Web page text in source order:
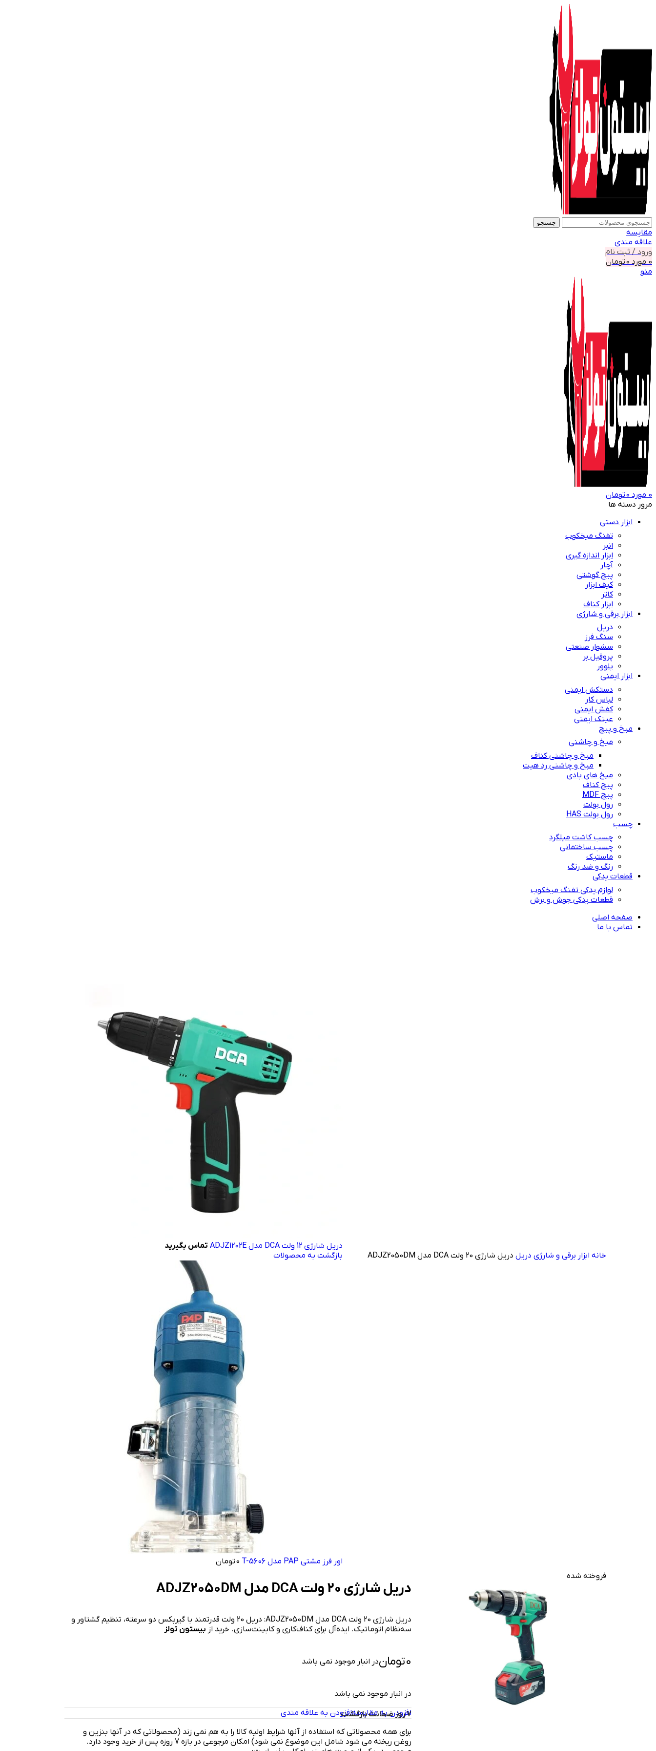
جستجو
مقايسه
علاقه مندی
ورود / ثبت نام
0 مورد 0تومان
منو
0 مورد 0تومان
مرور دسته ها
ابزار دستی
تفنگ میخکوب
انبر
ابزار اندازه گیری
آچار
پیچ گوشتی
کیف ابزار
کاتر
ابزار کناف
ابزار برقی و شارژی
دریل
سنگ فرز
سشوار صنعتی
پروفیل بر
بلوور
ابزار ایمنی
دستکش ایمنی
لباس کار
کفش ایمنی
عینک ایمنی
میخ و پیچ
میخ و چاشنی
میخ و چاشنی کناف
میخ و چاشنی رد هیت
میخ های بادی
پیچ کناف
پیچ MDF
رول بولت
رول بولت HAS
چسب
چسب کاشت میلگرد
چسب ساختمانی
ماستیک
رنگ و ضد رنگ
قطعات یدکی
لوازم یدکی تفنگ میخکوب
قطعات یدکی جوش و برش
صفحه اصلی
تماس با ما
خانه ابزار برقی و شارژی دریل دریل شارژی 20 ولت DCA مدل ADJZ2050DM
دریل شارژی 12 ولت DCA مدل ADJZ1202E
تماس بگیرید
بازگشت به محصولات
اور فرز مشتی PAP مدل T-5606 0تومان
فروخته شده
دریل شارژی 20 ولت DCA مدل ADJZ2050DM
دریل شارژی 20 ولت DCA مدل ADJZ2050DM: دریل 20 ولت قدرتمند با گیربکس دو سرعته، تنظیم گشتاور و
سه‌نظام اتوماتیک. ایده‌آل برای کناف‌کاری و کابینت‌سازی. خرید از بیستون تولز
0توماندر انبار موجود نمی باشد
در انبار موجود نمی باشد
افزودن به مقایسهافزودن به علاقه مندی
7 روز ضمانت بازگشت
برای همه محصولاتی که استفاده از آنها شرایط اولیه کالا را به هم نمی زند (محصولاتی که در آنها بنزین و
روغن ریخته می شود شامل این موضوع نمی شود) امکان مرجوعی در بازه 7 روزه پس از خرید وجود دارد.